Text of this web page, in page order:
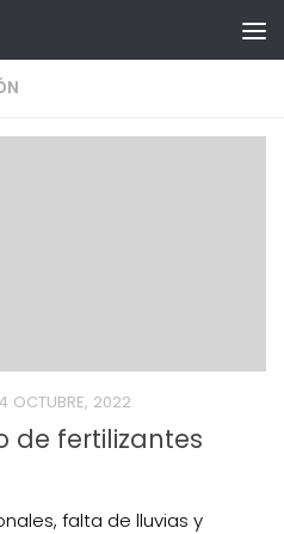
4 OCTUBRE, 2022
de fertilizantes
falta de lluvias y